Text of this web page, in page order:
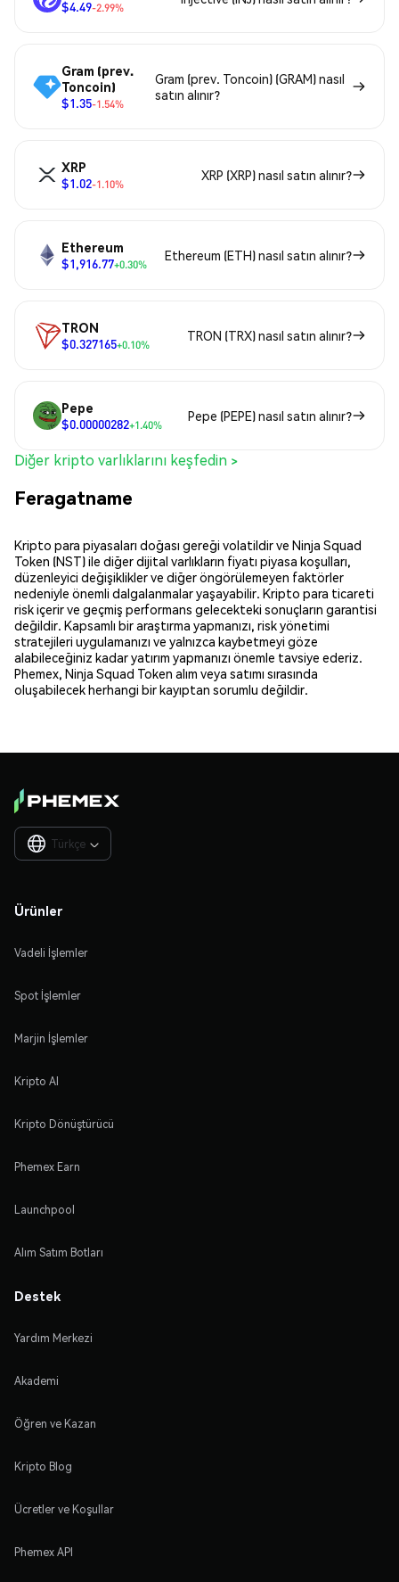
$4.49-2.99%
Gram (prev.
Toncoin)
$1.35-1.54%
Gram (prev. Toncoin) (GRAM) nasıl
satın alınır?
XRP
$1.02-1.10%
XRP (XRP) nasıl satın alınır?
Ethereum
$1,916.77+0.30%
Ethereum (ETH) nasıl satın alınır?
TRON
$0.327165+0.10%
TRON (TRX) nasıl satın alınır?
Pepe
$0.00000282+1.40%
Pepe (PEPE) nasıl satın alınır?
Diğer kripto varlıklarını keşfedin >
Feragatname
Kripto para piyasaları doğası gereği volatildir ve Ninja Squad
Token (NST) ile diğer dijital varlıkların fiyatı piyasa koşulları,
düzenleyici değişiklikler ve diğer öngörülemeyen faktörler
nedeniyle önemli dalgalanmalar yaşayabilir. Kripto para ticareti
risk içerir ve geçmiş performans gelecekteki sonuçların garantisi
değildir. Kapsamlı bir araştırma yapmanızı, risk yönetimi
stratejileri uygulamanızı ve yalnızca kaybetmeyi göze
alabileceğiniz kadar yatırım yapmanızı önemle tavsiye ederiz.
Phemex, Ninja Squad Token alım veya satımı sırasında
oluşabilecek herhangi bir kayıptan sorumlu değildir.
Türkçe 
Ürünler
Vadeli İşlemler
Spot İşlemler
Marjin İşlemler
Kripto Al
Kripto Dönüştürücü
Phemex Earn
Launchpool
Alım Satım Botları
Destek
Yardım Merkezi
Akademi
Öğren ve Kazan
Kripto Blog
Ücretler ve Koşullar
Phemex API